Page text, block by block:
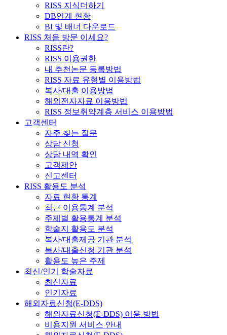
RISS 지식더하기
DB연계 현황
BI 및 배너 다운로드
RISS 처음 방문 이세요?
RISS란?
RISS 이용권한
내 추천논문 등록방법
RISS 자료 유형별 이용방법
복사/대출 이용방법
해외전자자료 이용방법
RISS 정보취약계층 서비스 이용방법
고객센터
자주 찾는 질문
상담 신청
상담 내역 확인
고객제안
신고센터
RISS 활용도 분석
자료 현황 통계
최근 이용통계 분석
주제별 활용통계 분석
학술지 활용도 분석
복사/대출제공 기관 분석
복사/대출신청 기관 분석
활용도 높은 주제
최신/인기 학술자료
최신자료
인기자료
해외자료신청(E-DDS)
해외자료신청(E-DDS) 이용 방법
비용지원 서비스 안내